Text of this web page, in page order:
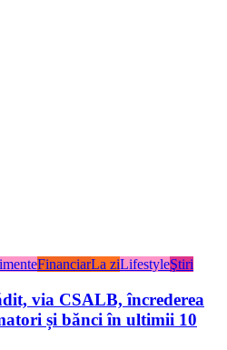
FinanciarLa ziLifestyleŞtiri
via CSALB, încrederea
și bănci în ultimii 10